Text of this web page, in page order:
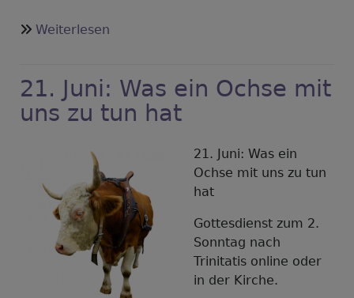
Weiterlesen
daheim
21. Juni: Was ein Ochse mit
uns zu tun hat
21. Juni: Was ein
Ochse mit uns zu tun
hat
Gottesdienst zum 2.
Sonntag nach
Trinitatis online oder
in der Kirche.